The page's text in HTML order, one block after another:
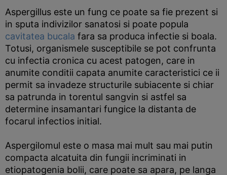
Aspergillus este un fung ce poate sa fie prezent si
in sputa indivizilor sanatosi si poate popula
cavitatea bucala fara sa produca infectie si boala.
Totusi, organismele susceptibile se pot confrunta
cu infectia cronica cu acest patogen, care in
anumite conditii capata anumite caracteristici ce ii
permit sa invadeze structurile subiacente si chiar
sa patrunda in torentul sangvin si astfel sa
determine insamantari fungice la distanta de
focarul infectios initial.
Aspergilomul este o masa mai mult sau mai putin
compacta alcatuita din fungii incriminati in
etiopatogenia bolii, care poate sa apara, pe langa